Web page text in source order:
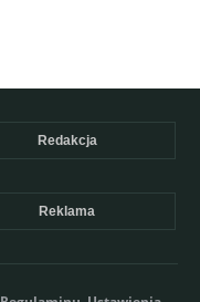
Redakcja
Reklama